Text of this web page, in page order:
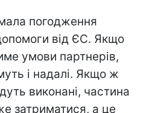
погодження
від ЄС. Якщо
умови партнерів,
і надалі. Якщо ж
виконані, частина
затриматися, а це